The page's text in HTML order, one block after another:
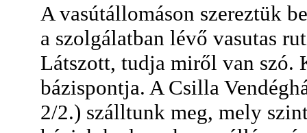
A vasútállomáson szereztük
a szolgálatban lévő vasutas
Látszott, tudja miről van szó.
bázispontja. A Csilla
2/2.) szálltunk meg, mely